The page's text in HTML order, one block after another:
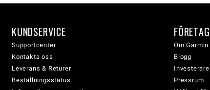
KUNDSERVICE
Supportcenter
Kontakta oss
Leverans & Returer
Beställningsstatus
FÖRETAG
Om Garmin
Blogg
Investerare
Pressrum